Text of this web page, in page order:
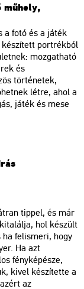
a fotó és a játék
készített portrékból
mozgatható
és
történetek,
létre, ahol a
játék és mese
tippel, és már
hol készült
ha felismeri, hogy
Ha azt
fényképésze,
kivel készítette a
az